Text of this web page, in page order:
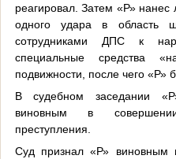
реагировал. Затем «Р»
одного удара в область
сотрудниками ДПС к
специальные средства
подвижности, после чего «Р»
В судебном заседании
виновным в
преступления.
Суд признал «Р» виновным